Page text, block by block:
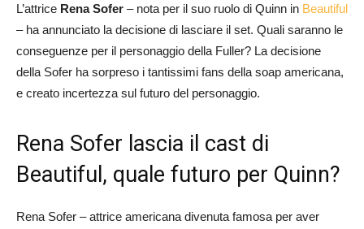
L’attrice Rena Sofer – nota per il suo ruolo di Quinn in Beautiful
– ha annunciato la decisione di lasciare il set. Quali saranno le
conseguenze per il personaggio della Fuller? La decisione
della Sofer ha sorpreso i tantissimi fans della soap americana,
e creato incertezza sul futuro del personaggio.
Rena Sofer lascia il cast di
Beautiful, quale futuro per Quinn?
Rena Sofer – attrice americana divenuta famosa per aver